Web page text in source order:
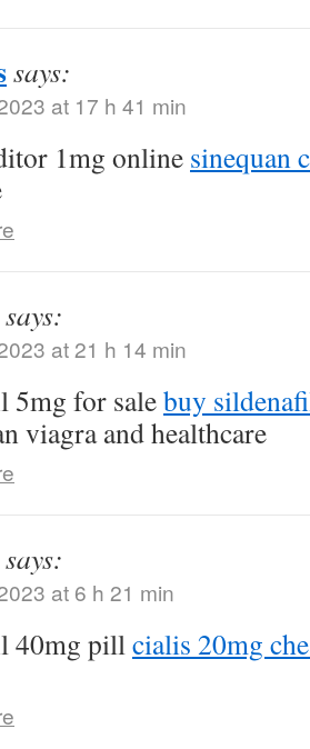
says:
at 17 h 41 min
1mg online sinequan
says:
at 21 h 14 min
5mg for salebuy
viagra and healthcare
says:
at 6 h 21 min
40mg pillcialis 20mg